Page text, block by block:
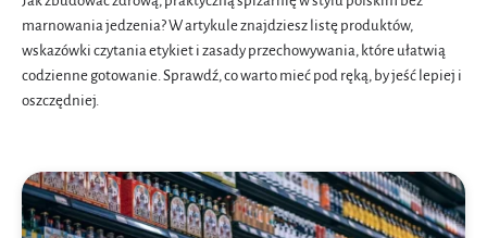
marnowania jedzenia? W artykule znajdziesz listę produktów,
wskazówki czytania etykiet i zasady przechowywania, które ułatwią
codzienne gotowanie. Sprawdź, co warto mieć pod ręką, by jeść lepiej i
oszczędniej.